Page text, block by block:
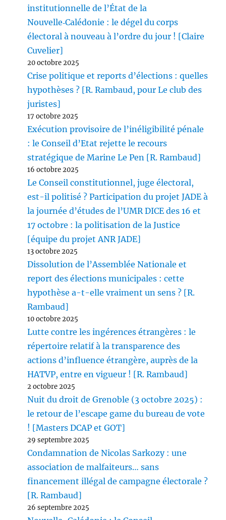
institutionnelle de l’État de la
Nouvelle‑Calédonie : le dégel du corps
électoral à nouveau à l’ordre du jour ! [Claire
Cuvelier]
20 octobre 2025
Crise politique et reports d’élections : quelles
hypothèses ? [R. Rambaud, pour Le club des
juristes]
17 octobre 2025
Exécution provisoire de l’inéligibilité pénale
: le Conseil d’Etat rejette le recours
stratégique de Marine Le Pen [R. Rambaud]
16 octobre 2025
Le Conseil constitutionnel, juge électoral,
est-il politisé ? Participation du projet JADE à
la journée d’études de l’UMR DICE des 16 et
17 octobre : la politisation de la Justice
[équipe du projet ANR JADE]
13 octobre 2025
Dissolution de l’Assemblée Nationale et
report des élections municipales : cette
hypothèse a-t-elle vraiment un sens ? [R.
Rambaud]
10 octobre 2025
Lutte contre les ingérences étrangères : le
répertoire relatif à la transparence des
actions d’influence étrangère, auprès de la
HATVP, entre en vigueur ! [R. Rambaud]
2 octobre 2025
Nuit du droit de Grenoble (3 octobre 2025) :
le retour de l’escape game du bureau de vote
! [Masters DCAP et GOT]
29 septembre 2025
Condamnation de Nicolas Sarkozy : une
association de malfaiteurs… sans
financement illégal de campagne électorale ?
[R. Rambaud]
26 septembre 2025